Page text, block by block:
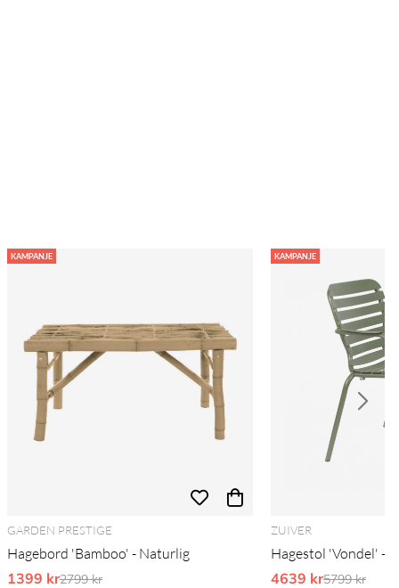
KAMPANJE
GARDEN PRESTIGE
Hagebord 'Bamboo' - Naturlig
1399 krOrdinarie pris:
2799 kr
KAMPANJE
ZUIVER
Hagestol 'Vondel' -
4639 krOrdinarie
5799 kr